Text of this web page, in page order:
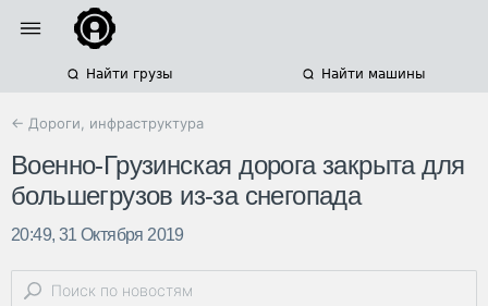
Найти грузы Найти машины
← Дороги, инфраструктура
Военно-Грузинская дорога закрыта для
большегрузов из-за снегопада
20:49, 31 Октября 2019